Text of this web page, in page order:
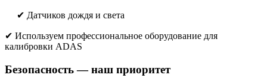
✔ Датчиков дождя и света
✔ Используем профессиональное оборудование для
калибровки ADAS
Безопасность — наш приоритет